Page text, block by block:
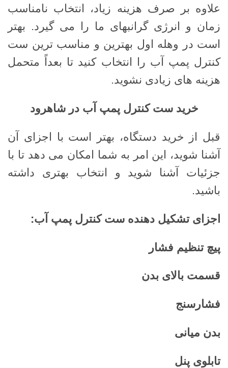
علاوه بر صرف هزینه زیاد، انتخاب نامناسب
زمان و انرژی گرانبهای ما را می گیرد. بهتر
است در وهله اول بهترین و مناسب ترین ست
کنترل پمپ آب را انتخاب کنید تا بعداً متحمل
هزینه های زیادی نشوید.
خرید ست کنترل پمپ آب در شاهرود
قبل از خرید دستگاه، بهتر است با اجزای آن
آشنا شوید، این امر به شما امکان می دهد تا با
جزئیات آشنا شوید و انتخاب بهتری داشته
باشید.
اجزای تشکیل دهنده ست کنترل پمپ آب:
پیچ تنظیم فشار
قسمت بالای بدن
فشارسنج
بدن میانی
تابلوی پنل